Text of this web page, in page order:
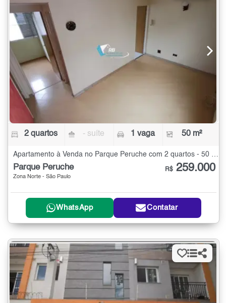
2 quartos - suíte 1 vaga 50 m²
Parque Peruche
Zona Norte - São Paulo
R$ 259.000
WhatsApp Contatar